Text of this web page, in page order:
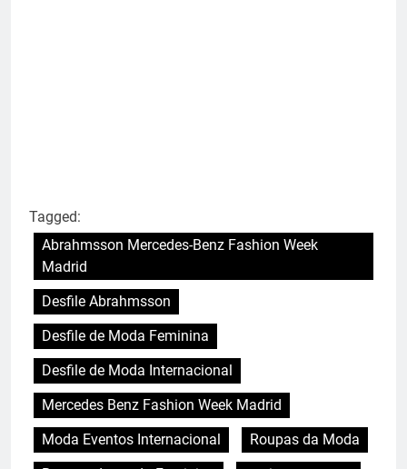
Tagged:
Abrahmsson Mercedes-Benz Fashion Week
Madrid
Desfile Abrahmsson
Desfile de Moda Feminina
Desfile de Moda Internacional
Mercedes Benz Fashion Week Madrid
Moda Eventos Internacional
Roupas da Moda